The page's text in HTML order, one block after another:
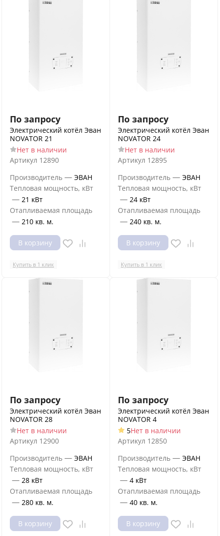
По запросу
Электрический котёл Эван
NOVATOR 21
Нет в наличии
Артикул 12890
Производитель — ЭВАН
Тепловая мощность, кВт
— 21 кВт
Отапливаемая площадь
— 210 кв. м.
В корзину
Купить в 1 клик
По запросу
Электрический котёл Эван
NOVATOR 24
Нет в наличии
Артикул 12895
Производитель — ЭВАН
Тепловая мощность, кВт
— 24 кВт
Отапливаемая площадь
— 240 кв. м.
В корзину
Купить в 1 клик
По запросу
Электрический котёл Эван
NOVATOR 28
Нет в наличии
Артикул 12900
Производитель — ЭВАН
Тепловая мощность, кВт
— 28 кВт
Отапливаемая площадь
— 280 кв. м.
В корзину
По запросу
Электрический котёл Эван
NOVATOR 4
5Нет в наличии
Артикул 12850
Производитель — ЭВАН
Тепловая мощность, кВт
— 4 кВт
Отапливаемая площадь
— 40 кв. м.
В корзину